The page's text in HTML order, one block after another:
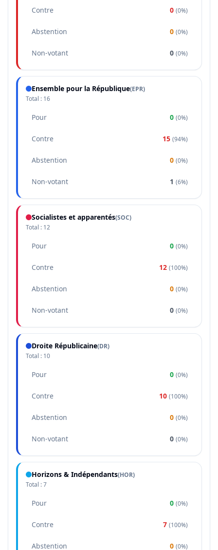
Contre 0 (0%)
Abstention 0 (0%)
Non-votant 0 (0%)
Ensemble pour la République(EPR)
Total : 16
Pour 0 (0%)
Contre 15 (94%)
Abstention 0 (0%)
Non-votant 1 (6%)
Socialistes et apparentés(SOC)
Total : 12
Pour 0 (0%)
Contre 12 (100%)
Abstention 0 (0%)
Non-votant 0 (0%)
Droite Républicaine(DR)
Total : 10
Pour 0 (0%)
Contre 10 (100%)
Abstention 0 (0%)
Non-votant 0 (0%)
Horizons & Indépendants(HOR)
Total :7
Pour 0 (0%)
Contre 7 (100%)
Abstention 0 (0%)